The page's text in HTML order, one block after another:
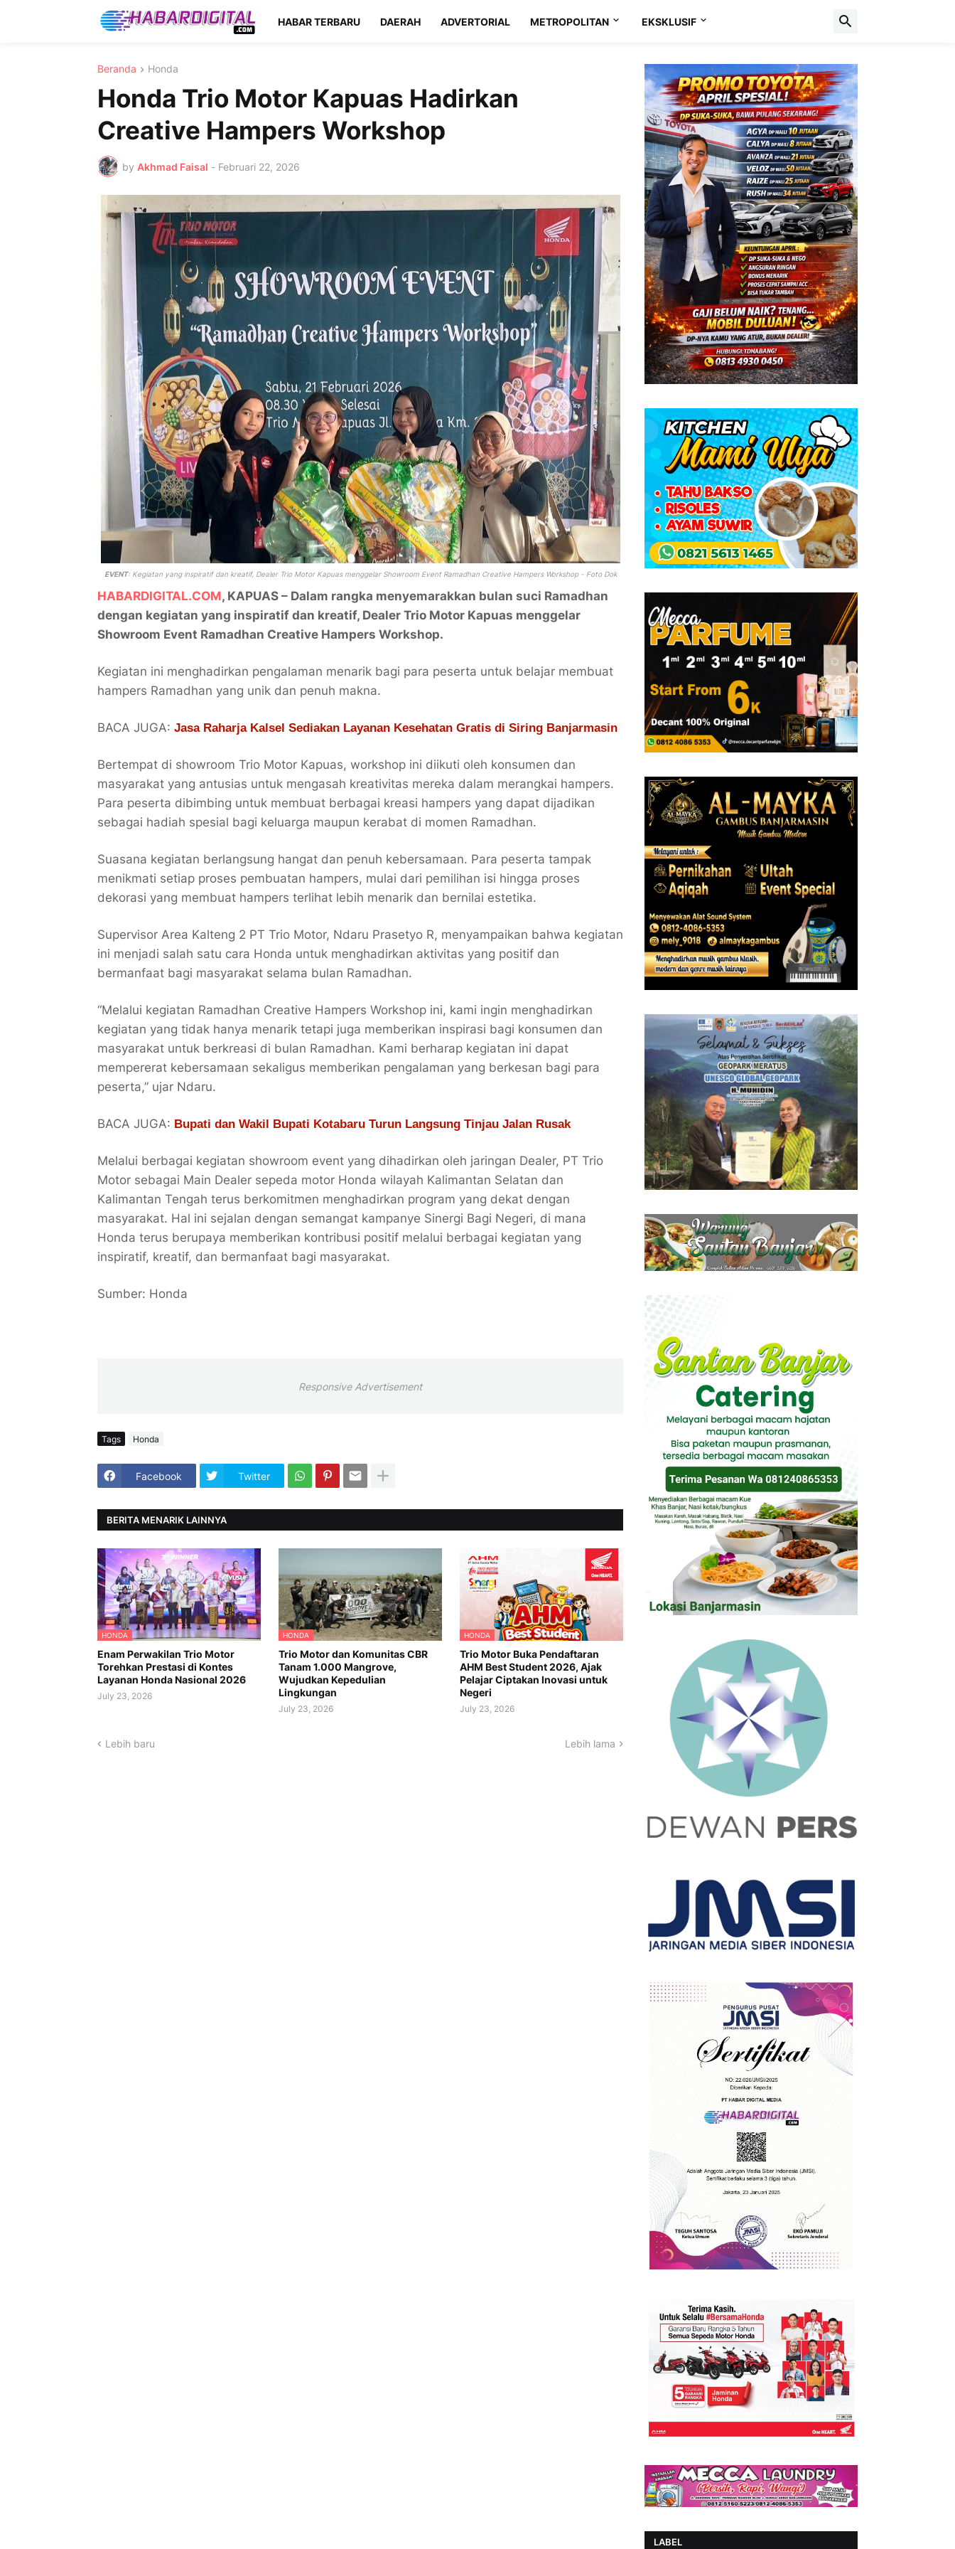
HABAR TERBARU DAERAH ADVERTORIAL METROPOLITAN EKSKLUSIF
Beranda Honda
Honda Trio Motor Kapuas Hadirkan
Creative Hampers Workshop
by Akhmad Faisal - Februari 22, 2026
EVENT: Kegiatan yang inspiratif dan kreatif, Dealer Trio Motor Kapuas menggelar Showroom Event Ramadhan Creative Hampers Workshop - Foto Dok
HABARDIGITAL.COM, KAPUAS – Dalam rangka menyemarakkan bulan suci Ramadhan
dengan kegiatan yang inspiratif dan kreatif, Dealer Trio Motor Kapuas menggelar
Showroom Event Ramadhan Creative Hampers Workshop.
Kegiatan ini menghadirkan pengalaman menarik bagi para peserta untuk belajar membuat
hampers Ramadhan yang unik dan penuh makna.
BACA JUGA: Jasa Raharja Kalsel Sediakan Layanan Kesehatan Gratis di Siring Banjarmasin
Bertempat di showroom Trio Motor Kapuas, workshop ini diikuti oleh konsumen dan
masyarakat yang antusias untuk mengasah kreativitas mereka dalam merangkai hampers.
Para peserta dibimbing untuk membuat berbagai kreasi hampers yang dapat dijadikan
sebagai hadiah spesial bagi keluarga maupun kerabat di momen Ramadhan.
Suasana kegiatan berlangsung hangat dan penuh kebersamaan. Para peserta tampak
menikmati setiap proses pembuatan hampers, mulai dari pemilihan isi hingga proses
dekorasi yang membuat hampers terlihat lebih menarik dan bernilai estetika.
Supervisor Area Kalteng 2 PT Trio Motor, Ndaru Prasetyo R, menyampaikan bahwa kegiatan
ini menjadi salah satu cara Honda untuk menghadirkan aktivitas yang positif dan
bermanfaat bagi masyarakat selama bulan Ramadhan.
“Melalui kegiatan Ramadhan Creative Hampers Workshop ini, kami ingin menghadirkan
kegiatan yang tidak hanya menarik tetapi juga memberikan inspirasi bagi konsumen dan
masyarakat untuk berkreasi di bulan Ramadhan. Kami berharap kegiatan ini dapat
mempererat kebersamaan sekaligus memberikan pengalaman yang berkesan bagi para
peserta,” ujar Ndaru.
BACA JUGA: Bupati dan Wakil Bupati Kotabaru Turun Langsung Tinjau Jalan Rusak
Melalui berbagai kegiatan showroom event yang dihadirkan oleh jaringan Dealer, PT Trio
Motor sebagai Main Dealer sepeda motor Honda wilayah Kalimantan Selatan dan
Kalimantan Tengah terus berkomitmen menghadirkan program yang dekat dengan
masyarakat. Hal ini sejalan dengan semangat kampanye Sinergi Bagi Negeri, di mana
Honda terus berupaya memberikan kontribusi positif melalui berbagai kegiatan yang
inspiratif, kreatif, dan bermanfaat bagi masyarakat.
Sumber: Honda
Responsive Advertisement
Tags Honda
Facebook Twitter
BERITA MENARIK LAINNYA
HONDA
Enam Perwakilan Trio Motor
Torehkan Prestasi di Kontes
Layanan Honda Nasional 2026
July 23, 2026
HONDA
Trio Motor dan Komunitas CBR
Tanam 1.000 Mangrove,
Wujudkan Kepedulian
Lingkungan
July 23, 2026
HONDA
Trio Motor Buka Pendaftaran
AHM Best Student 2026, Ajak
Pelajar Ciptakan Inovasi untuk
Negeri
July 23, 2026
Lebih baru Lebih lama
LABEL